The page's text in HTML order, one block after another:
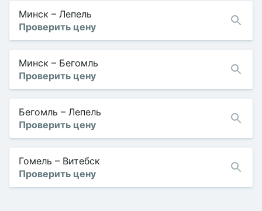
Минск – Лепель
Проверить цену
Минск – Бегомль
Проверить цену
Бегомль – Лепель
Проверить цену
Гомель – Витебск
Проверить цену